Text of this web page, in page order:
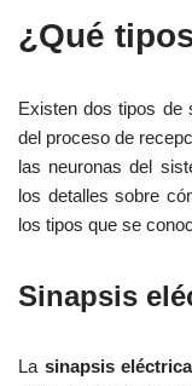
¿Qué
Existen dos tipos de
del proceso de
las neuronas del
los detalles sobre
los tipos que se
Sinapsis
La sinapsis eléctrica